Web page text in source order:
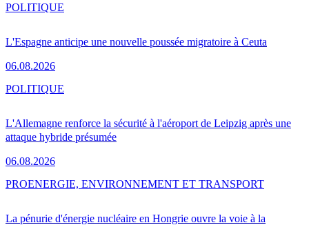
L'Espagne anticipe une nouvelle poussée migratoire à Ceuta
06.08.2026
POLITIQUE
L'Allemagne renforce la sécurité à l'aéroport de Leipzig après une
attaque hybride présumée
06.08.2026
POLITIQUE
La pénurie d'énergie nucléaire en Hongrie ouvre la voie à la
PROENERGIE, ENVIRONNEMENT ET TRANSPORT